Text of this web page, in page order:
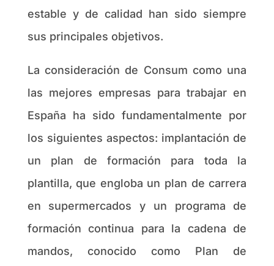
estable y de calidad han sido siempre
sus principales objetivos.
La consideración de Consum como una
las mejores empresas para trabajar en
España ha sido fundamentalmente por
los siguientes aspectos: implantación de
un plan de formación para toda la
plantilla, que engloba un plan de carrera
en supermercados y un programa de
formación continua para la cadena de
mandos, conocido como Plan de